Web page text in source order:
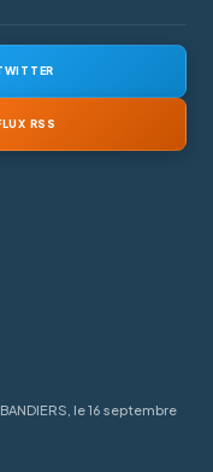
RSS
le 16 septembre